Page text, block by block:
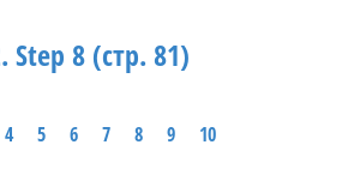
Step 8 (стр. 81)
4 5 6 7 8 9 10